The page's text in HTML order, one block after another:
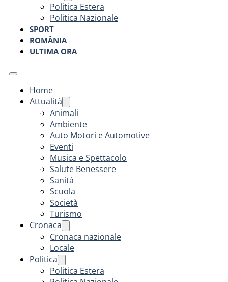
Politica Estera
Politica Nazionale
SPORT
ROMÂNIA
ULTIMA ORA
Home
Attualità
Animali
Ambiente
Auto Motori e Automotive
Eventi
Musica e Spettacolo
Salute Benessere
Sanità
Scuola
Società
Turismo
Cronaca
Cronaca nazionale
Locale
Politica
Politica Estera